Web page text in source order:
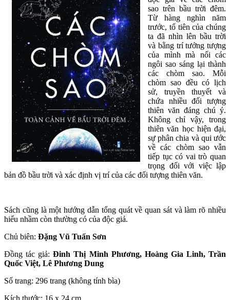
sao trên bầu trời đêm.
Từ hàng nghìn năm
trước, tổ tiên của chúng
ta đã nhìn lên bầu trời
và bằng trí tưởng tượng
của mình mà nối các
ngôi sao sáng lại thành
các chòm sao. Mỗi
chòm sao đều có lịch
sử, truyền thuyết và
chứa nhiều đối tượng
thiên văn đáng chú ý.
Không chỉ vậy, trong
thiên văn học hiện đại,
sự phân chia và qui ước
về các chòm sao vẫn
tiếp tục có vai trò quan
trọng đối với việc lập
bản đồ bầu trời và xác định vị trí của các đối tượng thiên văn.
Sách cũng là một hướng dẫn tổng quát về quan sát và làm rõ nhiều
hiểu nhầm còn thường có của độc giả.
Chủ biên: Đặng Vũ Tuấn Sơn
Đồng tác giả:Đinh Thị Minh Phương, Hoàng Gia Linh, Trần
Quốc Việt, Lê Phương Dung
Số trang: 296 trang (không tính bìa)